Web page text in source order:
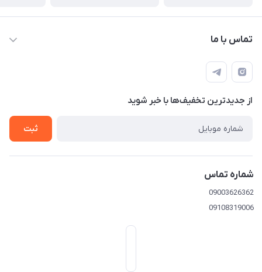
تماس با ما
09003626362
تهران خیابان امیرکبیر-بعد خیابان ملت-پلاک 539
از جدید‌ترین تخفیف‌ها با‌ خبر شوید
ثبت
شماره تماس
09003626362
09108319006